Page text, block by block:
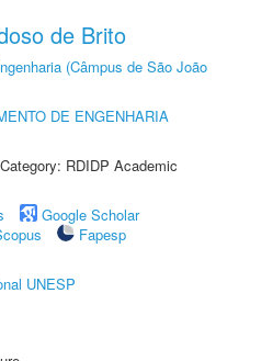
de Brito
(Câmpus de São João
DE ENGENHARIA
RDIDP Academic
Google Scholar
Fapesp
UNESP